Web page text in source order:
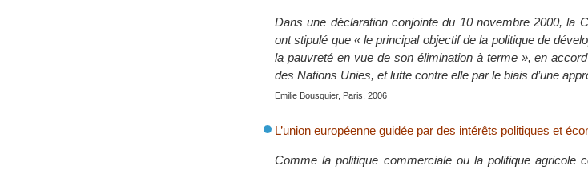
Dans une déclaration conjointe du 10 novembre 2000, la
ont stipulé que « le principal objectif de la politique de
la pauvreté en vue de son élimination à terme », en
des Nations Unies, et lutte contre elle par le biais d’une
Emilie Bousquier, Paris, 2006
L’union européenne guidée par des intérêts politiques et
Comme la politique commerciale ou la politique agricole